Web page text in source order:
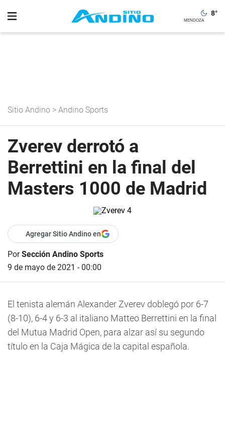
8°
Sitio Andino > Andino Sports
Zverev derrotó a
Berrettini en la final del
Masters 1000 de Madrid
Agregar Sitio Andino en
PorSección Andino Sports
9 de mayo de 2021 - 00:00
El tenista alemán Alexander Zverev doblegó por 6-7
(8-10), 6-4 y 6-3 al italiano Matteo Berrettini en la final
del Mutua Madrid Open, para alzar así su segundo
título en la Caja Mágica de la capital española.